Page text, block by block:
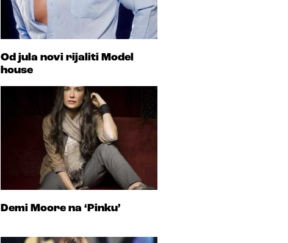
Od jula novi rijaliti Model
house
Demi Moore na ‘Pinku’